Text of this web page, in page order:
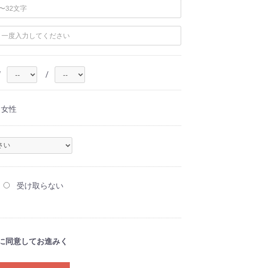
/
女性
受け取らない
同意してお進みく